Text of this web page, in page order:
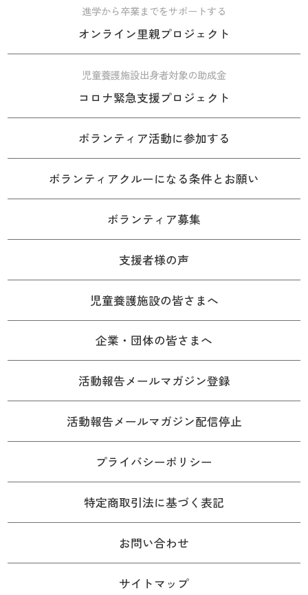
進学から卒業までをサポートする
オンライン里親プロジェクト
児童養護施設出身者対象の助成金
コロナ緊急支援プロジェクト
ボランティア活動に参加する
ボランティアクルーになる条件とお願い
ボランティア募集
支援者様の声
児童養護施設の皆さまへ
企業・団体の皆さまへ
活動報告メールマガジン登録
活動報告メールマガジン配信停止
プライバシーポリシー
特定商取引法に基づく表記
お問い合わせ
サイトマップ